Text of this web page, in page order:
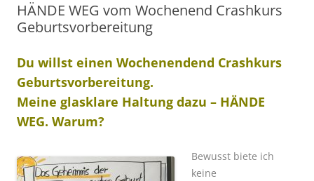
HÄNDE WEG vom Wochenend Crashkurs
Geburtsvorbereitung
Du willst einen Wochenendend Crashkurs
Geburtsvorbereitung.
Meine glasklare Haltung dazu – HÄNDE
WEG. Warum?
Bewusst biete ich
keine